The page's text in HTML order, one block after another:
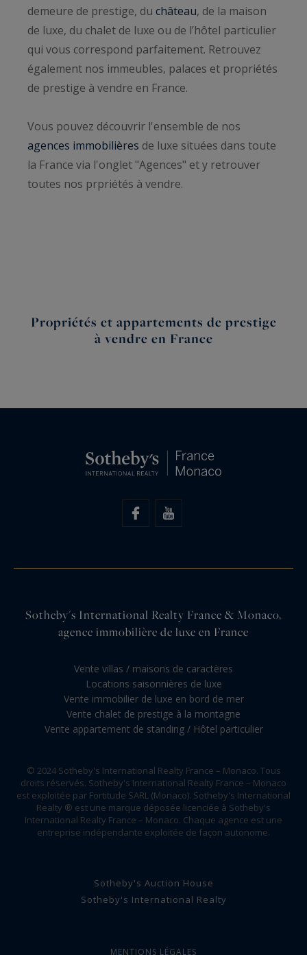
demeure de prestige, du château, de la maison
de luxe, du chalet de luxe ou de l’hôtel particulier
qui vous correspond parfaitement. Retrouvez
également nos immeubles, palaces et propriétés
de prestige à vendre en France.
Vous pouvez découvrir l'ensemble de nos
agences immobilières de luxe situées dans toute
la France via l'onglet "Agences" et y retrouver
toutes nos prpriétés à vendre.
Propriétés et appartements de prestige
à vendre en France
Sotheby's International Realty France & Monaco,
agence immobilière de luxe en France
Vente villas / maisons de caractères
Locations saisonnières de luxe
Vente immobilier de luxe en bord de mer
Vente chalet de prestige à la montagne
Vente appartement de standing / Hôtel particulier
© 2024 Sotheby's International Realty France – Monaco. Tous
droits réservés. Sotheby's International Realty France – Monaco
est exploitée par Fortitude SARL (Monaco). Sotheby's International
Realty ® est une marque déposée licenciée à Sotheby's
International Realty France – Monaco. Chaque agence est une
entreprise indépendante exploitée de façon autonome.
Sotheby's Auction House
Sotheby's International Realty
MENTIONS LÉGALES